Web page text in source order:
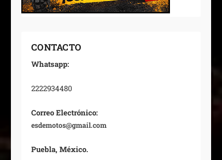
CONTACTO
Whatsapp:
2222934480
Correo Electrónico:
esdemotos@gmail.com
Puebla, México.